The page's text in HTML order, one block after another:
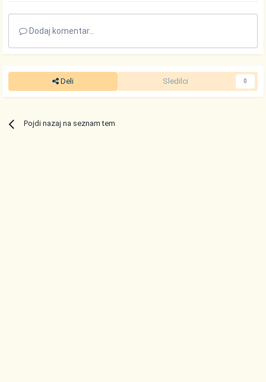
Dodaj komentar...
Deli Sledilci 0
Pojdi nazaj na seznam tem